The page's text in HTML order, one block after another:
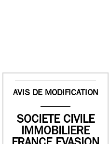
AVIS DE MODIFICATION
SOCIETE CIVILE
IMMOBILIERE